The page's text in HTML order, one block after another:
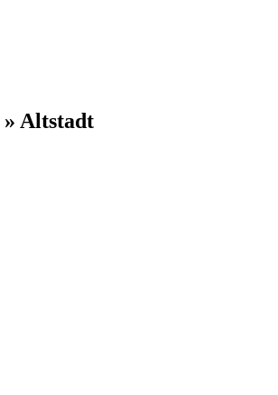
» Altstadt